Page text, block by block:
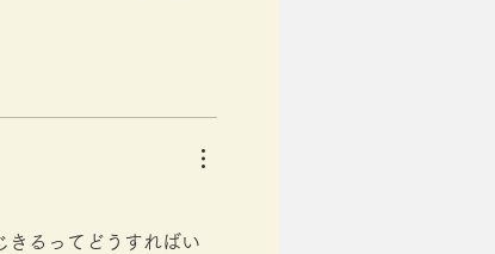
きるってどうすればい